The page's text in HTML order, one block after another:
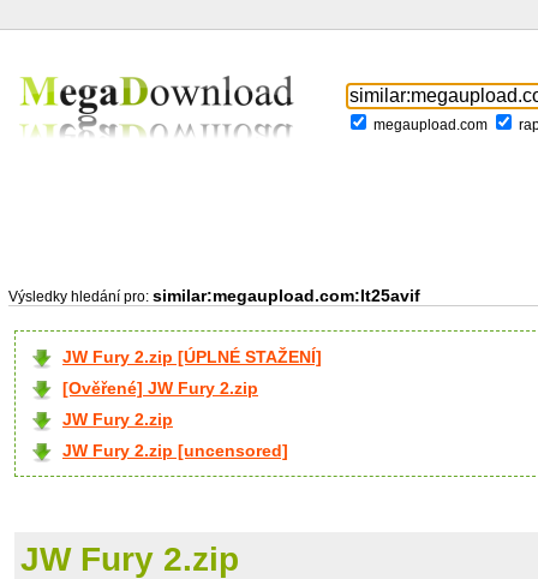
megaupload.com
Výsledky hledání pro: similar:megaupload.com:lt25avif
JW Fury 2.zip [ÚPLNÉ STAŽENÍ]
[Ověřené] JW Fury 2.zip
JW Fury 2.zip
JW Fury 2.zip [uncensored]
JW Fury 2.zip